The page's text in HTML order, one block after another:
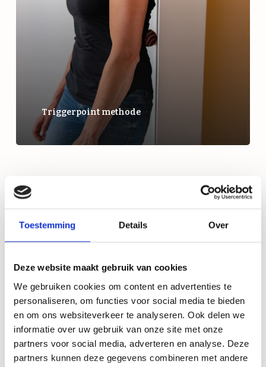
Toestemming Details Over
Deze website maakt gebruik van cookies
We gebruiken cookies om content en advertenties te
personaliseren, om functies voor social media te bieden
en om ons websiteverkeer te analyseren. Ook delen we
informatie over uw gebruik van onze site met onze
partners voor social media, adverteren en analyse. Deze
partners kunnen deze gegevens combineren met andere
Triggerpoint methode
Cupping massge